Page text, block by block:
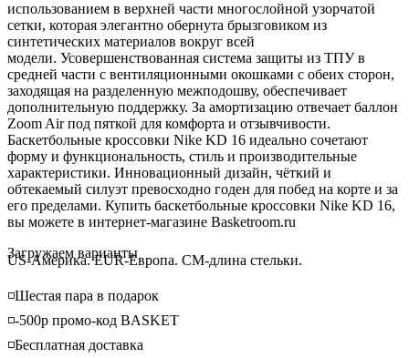
использованием в верхней части многослойной узорчатой
сетки, которая элегантно обернута брызговиком из
синтетических материалов вокруг всей
модели. Усовершенствованная система защиты из ТПУ в
средней части с вентиляционными окошками с обеих сторон,
заходящая на разделенную межподошву, обеспечивает
дополнительную поддержку. За амортизацию отвечает баллон
Zoom Air под пяткой для комфорта и отзывчивости.
Баскетбольные кроссовки Nike KD 16 идеально сочетают
форму и функциональность, стиль и производительные
характеристики. Инновационный дизайн, чёткий и
обтекаемый силуэт превосходно годен для побед на корте и за
его пределами. Купить баскетбольные кроссовки Nike KD 16,
вы можете в интернет-магазине Basketroom.ru
Loading...
Загружаем варианты
US-Америка. EUR-Европа. CM-длина стельки.
◽️Шестая пара в подарок
◽️-500р промо-код BASKET
◽️Бесплатная доставка